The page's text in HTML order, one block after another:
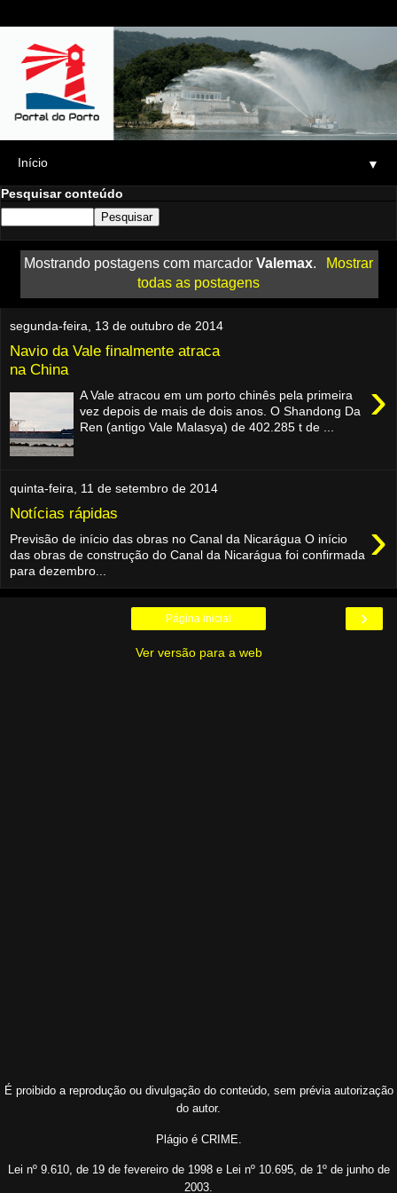
▼
Pesquisar conteúdo
Mostrando postagens com marcadorValemax.
Mostrar
todas as postagens
segunda-feira, 13 de outubro de 2014
Navio da Vale finalmente atraca
na China
›
A Vale atracou em um porto chinês pela primeira
vez depois de mais de dois anos. O Shandong Da
Ren (antigo Vale Malasya) de 402.285 t de ...
quinta-feira, 11 de setembro de 2014
Notícias rápidas ›
Previsão de início das obras no Canal da Nicarágua O início
das obras de construção do Canal da Nicarágua foi confirmada
para dezembro...
›
Página inicial
Ver versão para a web
É proibido a reprodução ou divulgação do conteúdo, sem prévia autorização
do autor.
Plágio é CRIME.
Lei nº 9.610, de 19 de fevereiro de 1998 e Lei nº 10.695, de 1º de junho de
2003.